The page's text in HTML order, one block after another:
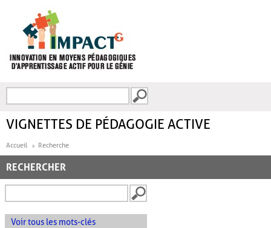
FORMULAIRE DE
VIGNETTES DE PÉDAGOGIE ACTIVE
Accueil Recherche
RECHERCHER
Voir tous les mots-clés